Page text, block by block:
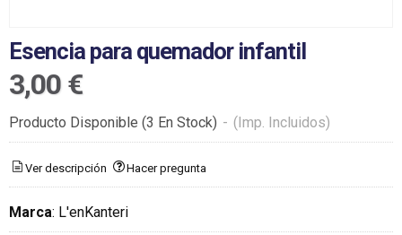
Esencia para quemador infantil
3,00 €
Producto Disponible (3 En Stock) - (Imp. Incluidos)
Ver descripción Hacer pregunta
Marca: L'enKanteri